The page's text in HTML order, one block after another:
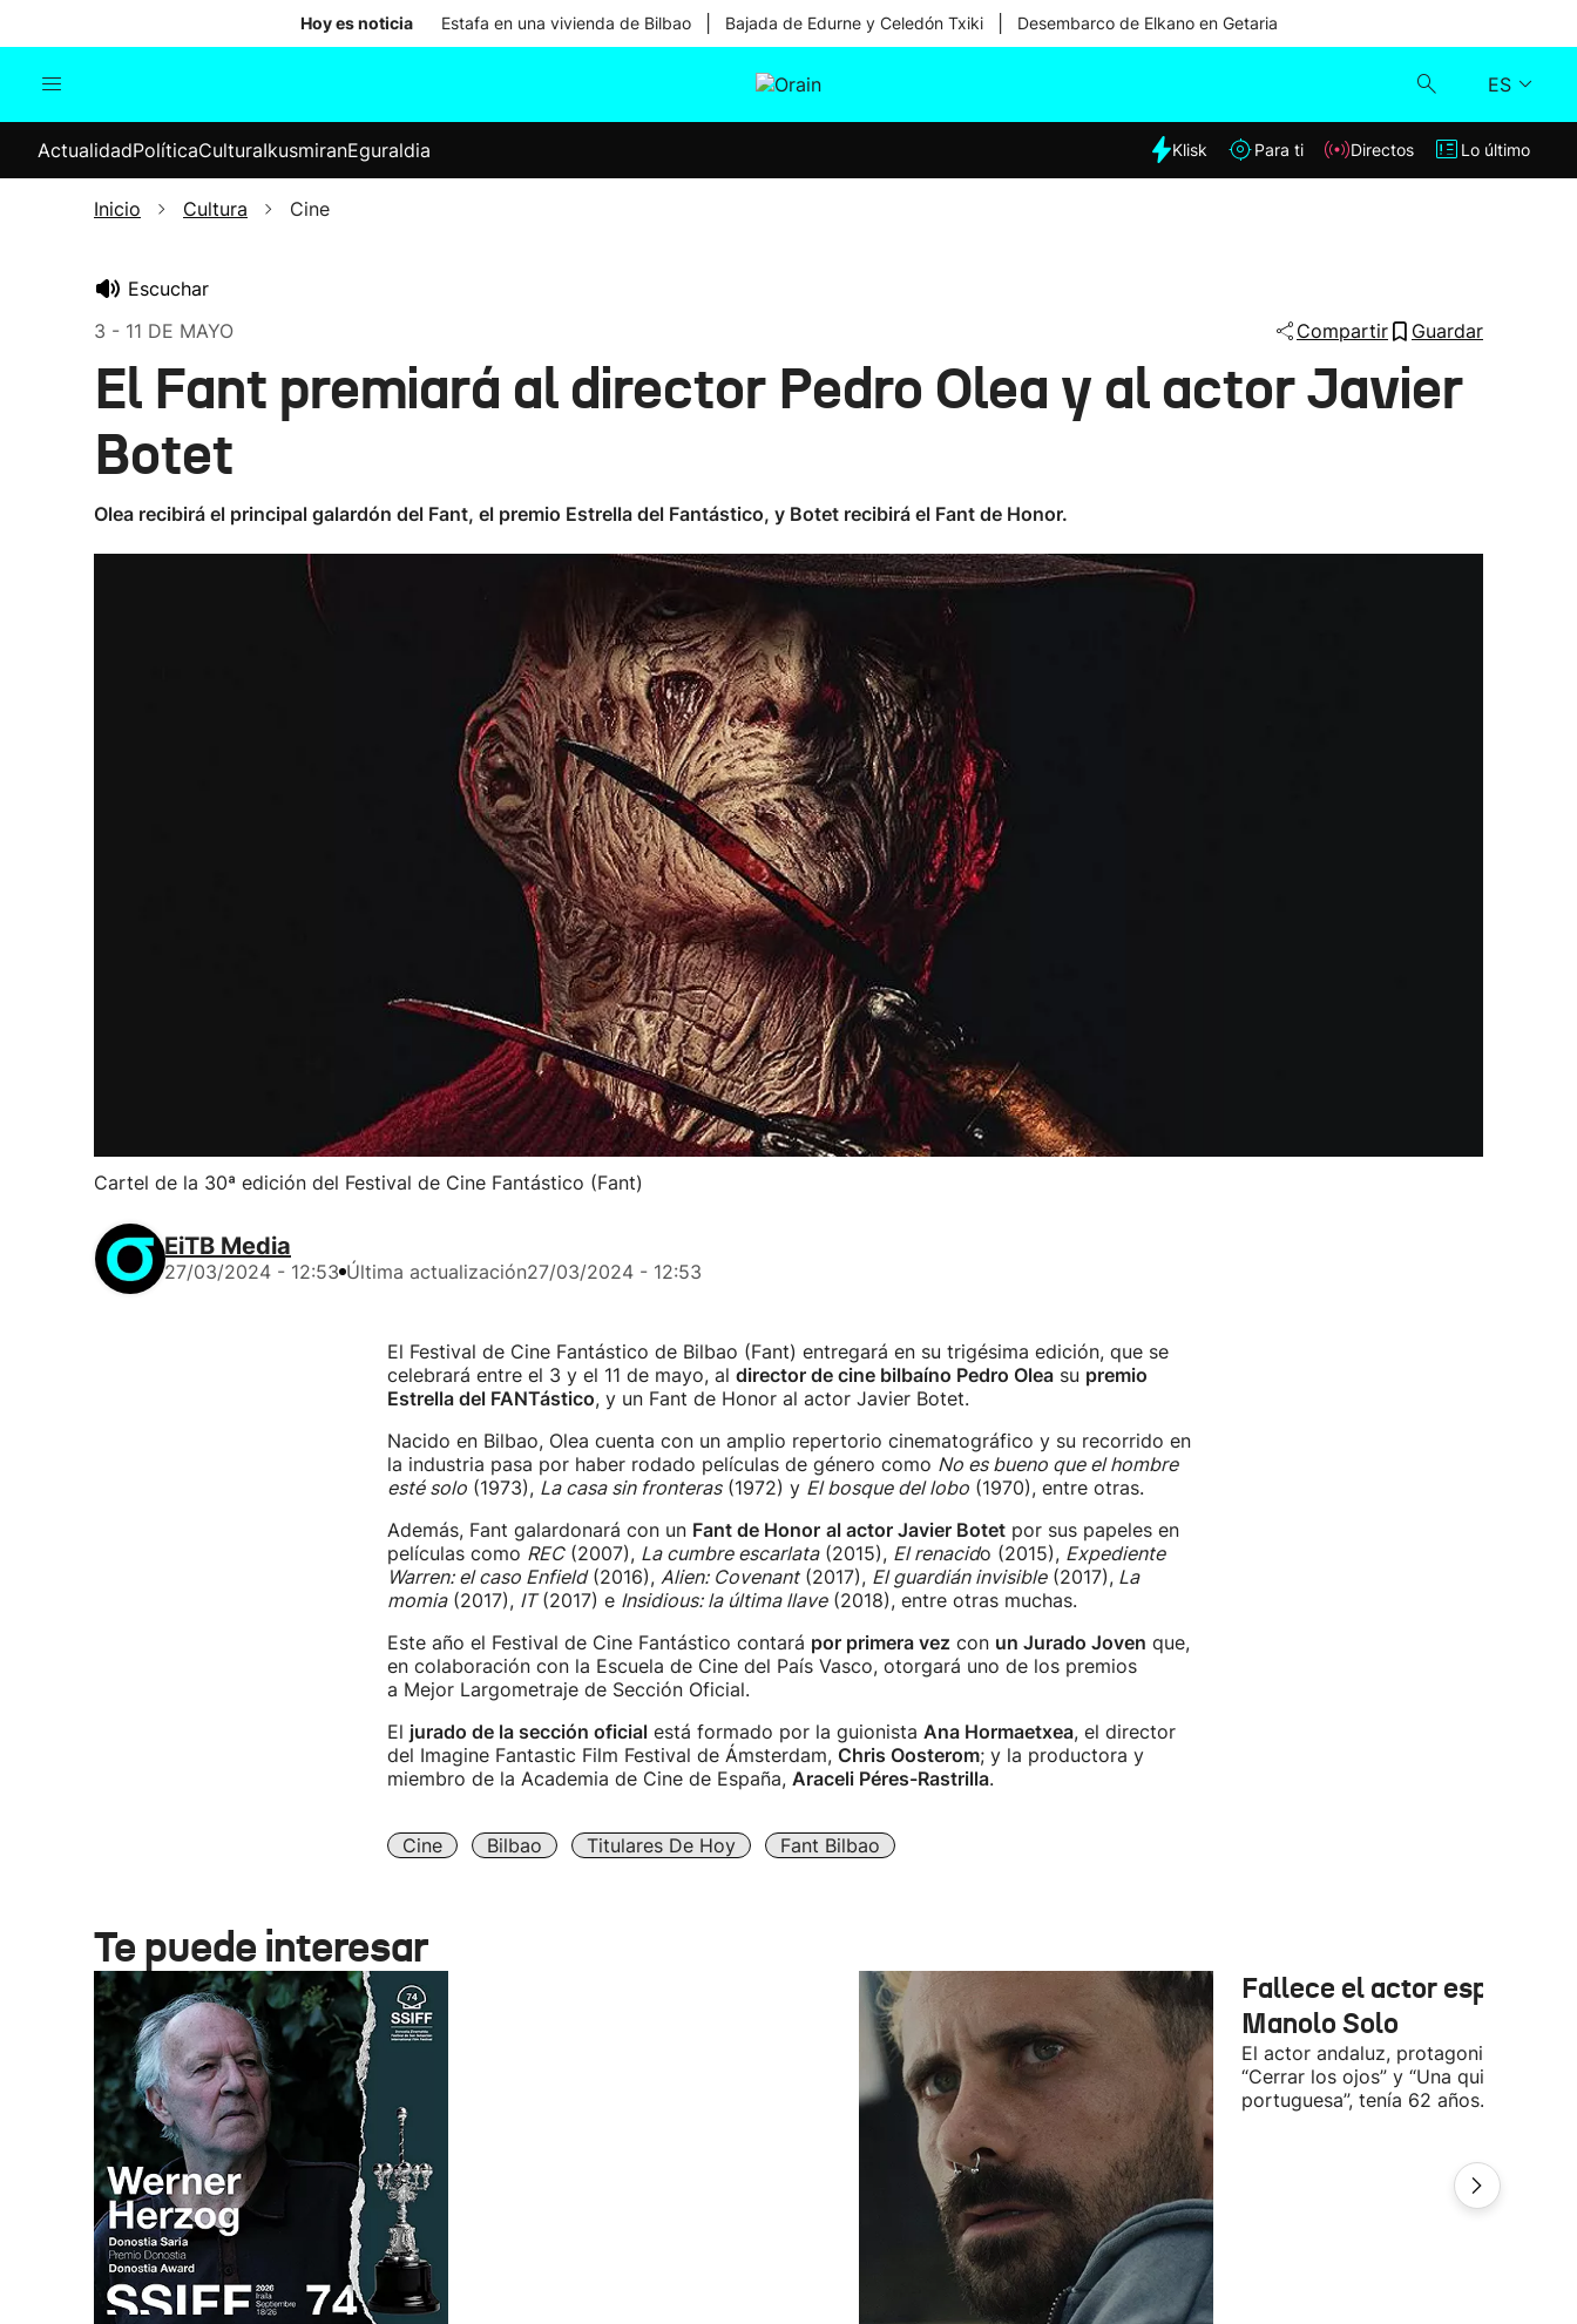
Hoy es noticia Estafa en una vivienda de Bilbao Bajada de Edurne y Celedón Txiki Desembarco de Elkano en Getaria
ES
Internacional
Elecciones
Klisk
Lo último
ActualidadPolíticaCulturaIkusmiranEguraldia Klisk Para ti Directos Lo último
Inicio Cultura Cine
Escuchar
3 - 11 DE MAYO
Compartir Guardar
El Fant premiará al director Pedro Olea y al actor Javier
Botet
Olea recibirá el principal galardón del Fant, el premio Estrella del Fantástico, y Botet recibirá el Fant de Honor.
Cartel de la 30ª edición del Festival de Cine Fantástico (Fant)
EiTB Media
27/03/2024 - 12:53 Última actualización27/03/2024 - 12:53
El Festival de Cine Fantástico de Bilbao (Fant) entregará en su trigésima edición, que se
celebrará entre el 3 y el 11 de mayo, al director de cine bilbaíno Pedro Oleasu premio
Estrella del FANTástico, y un Fant de Honor al actor Javier Botet.
Nacido en Bilbao, Olea cuenta con un amplio repertorio cinematográfico y su recorrido en
la industria pasa por haber rodado películas de género como No es bueno que el hombre
esté solo(1973), La casa sin fronteras(1972) y El bosque del lobo(1970), entre otras.
Además, Fant galardonará con un Fant de Honor al actor Javier Botetpor sus papeles en
películas como REC(2007), La cumbre escarlata(2015), El renacido (2015), Expediente
Warren: el caso Enfield(2016), Alien: Covenant(2017), El guardián invisible(2017),La
momia(2017), IT(2017) e Insidious: la última llave(2018), entre otras muchas.
Este año el Festival de Cine Fantástico contará por primera vezcon un Jurado Joven que,
en colaboración con la Escuela de Cine del País Vasco, otorgará uno de los premios
a Mejor Largometraje de Sección Oficial.
El jurado de la sección oficialestá formado por la guionista Ana Hormaetxea, el director
del Imagine Fantastic Film Festival de Ámsterdam, Chris Oosterom; y la productora y
miembro de la Academia de Cine de España, Araceli Péres-Rastrilla.
Cine Bilbao Titulares De Hoy Fant Bilbao
Te puede interesar
Fallece el actor español
Manolo Solo
El actor andaluz, protagonista de
“Cerrar los ojos” y “Una quinta
portuguesa”, tenía 62 años.